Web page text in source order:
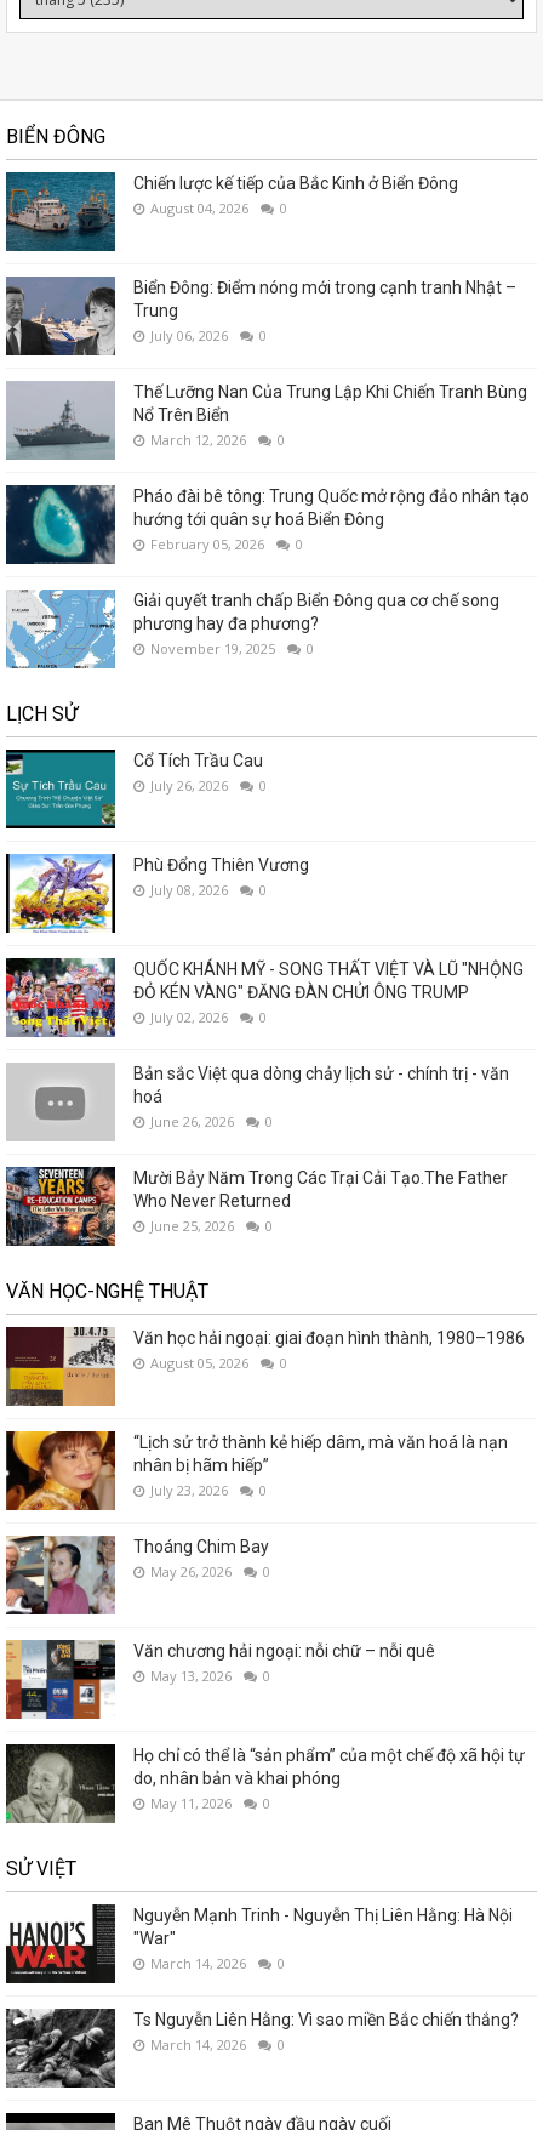
BIỂN ĐÔNG
Chiến lược kế tiếp của Bắc Kinh ở Biển Đông
August 04, 2026 0
Biển Đông: Điểm nóng mới trong cạnh tranh Nhật –
Trung
July 06, 2026 0
Thế Lưỡng Nan Của Trung Lập Khi Chiến Tranh Bùng
Nổ Trên Biển
March 12, 2026 0
Pháo đài bê tông: Trung Quốc mở rộng đảo nhân tạo
hướng tới quân sự hoá Biển Đông
February 05, 2026 0
Giải quyết tranh chấp Biển Đông qua cơ chế song
phương hay đa phương?
November 19, 2025 0
LỊCH SỬ
Cổ Tích Trầu Cau
July 26, 2026 0
Phù Đổng Thiên Vương
July 08, 2026 0
QUỐC KHÁNH MỸ - SONG THẤT VIỆT VÀ LŨ "NHỘNG
ĐỎ KÉN VÀNG" ĐĂNG ĐÀN CHỬI ÔNG TRUMP
July 02, 2026 0
Bản sắc Việt qua dòng chảy lịch sử - chính trị - văn
hoá
June 26, 2026 0
Mười Bảy Năm Trong Các Trại Cải Tạo.The Father
Who Never Returned
June 25, 2026 0
VĂN HỌC-NGHỆ THUẬT
Văn học hải ngoại: giai đoạn hình thành, 1980–1986
August 05, 2026 0
“Lịch sử trở thành kẻ hiếp dâm, mà văn hoá là nạn
nhân bị hãm hiếp”
July 23, 2026 0
Thoáng Chim Bay
May 26, 2026 0
Văn chương hải ngoại: nỗi chữ – nỗi quê
May 13, 2026 0
Họ chỉ có thể là “sản phẩm” của một chế độ xã hội tự
do, nhân bản và khai phóng
May 11, 2026 0
SỬ VIỆT
Nguyễn Mạnh Trinh - Nguyễn Thị Liên Hằng: Hà Nội
"War"
March 14, 2026 0
Ts Nguyễn Liên Hằng: Vì sao miền Bắc chiến thắng?
March 14, 2026 0
Ban Mê Thuột ngày đầu ngày cuối